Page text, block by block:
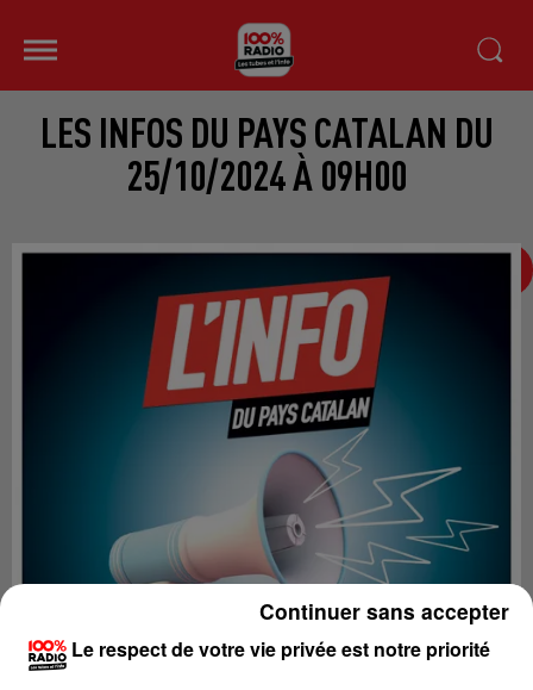
LES INFOS DU PAYS CATALAN DU
25/10/2024 À 09H00
Le respect de votre vie privée est notre priorité
Continuer sans accepter